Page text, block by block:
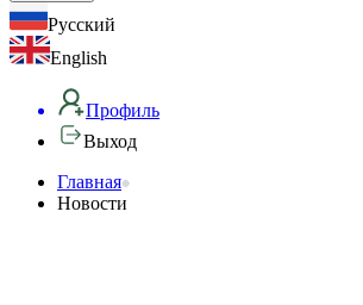
Русский
English
Профиль
Выход
Главная
Новости